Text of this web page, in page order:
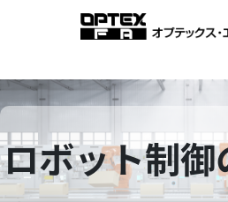
ロボット制